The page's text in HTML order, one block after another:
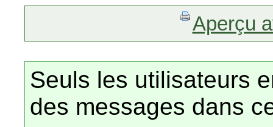
Aperçu
Seuls les utilisateurs
des messages dans